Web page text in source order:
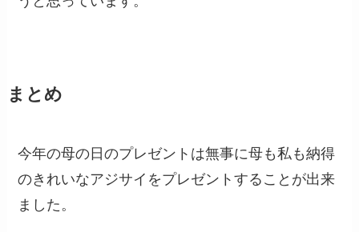
まとめ
今年の母の日のプレゼントは無事に母も私も納得
のきれいなアジサイをプレゼントすることが出来
ました。